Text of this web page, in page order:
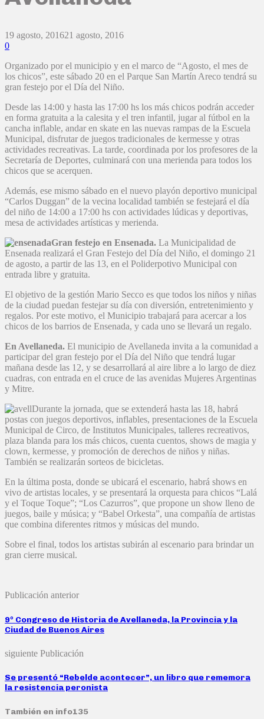
19 agosto, 201621 agosto, 2016
0
Organizado por el municipio y en el marco de “Agosto, el mes de
los chicos”, este sábado 20 en el Parque San Martín Areco tendrá su
gran festejo por el Día del Niño.
Desde las 14:00 y hasta las 17:00 hs los más chicos podrán acceder
en forma gratuita a la calesita y el tren infantil, jugar al fútbol en la
cancha inflable, andar en skate en las nuevas rampas de la Escuela
Municipal, disfrutar de juegos tradicionales de kermesse y otras
actividades recreativas. La tarde, coordinada por los profesores de la
Secretaría de Deportes, culminará con una merienda para todos los
chicos que se acerquen.
Además, ese mismo sábado en el nuevo playón deportivo municipal
“Carlos Duggan” de la vecina localidad también se festejará el día
del niño de 14:00 a 17:00 hs con actividades lúdicas y deportivas,
mesa de actividades artísticas y merienda.
Gran festejo en Ensenada. La Municipalidad de
Ensenada realizará el Gran Festejo del Día del Niño, el domingo 21
de agosto, a partir de las 13, en el Poliderpotivo Municipal con
entrada libre y gratuita.
El objetivo de la gestión Mario Secco es que todos los niños y niñas
de la ciudad puedan festejar su día con diversión, entretenimiento y
regalos. Por este motivo, el Municipio trabajará para acercar a los
chicos de los barrios de Ensenada, y cada uno se llevará un regalo.
En Avellaneda. El municipio de Avellaneda invita a la comunidad a
participar del gran festejo por el Día del Niño que tendrá lugar
mañana desde las 12, y se desarrollará al aire libre a lo largo de diez
cuadras, con entrada en el cruce de las avenidas Mujeres Argentinas
y Mitre.
Durante la jornada, que se extenderá hasta las 18, habrá
postas con juegos deportivos, inflables, presentaciones de la Escuela
Municipal de Circo, de Institutos Municipales, talleres recreativos,
plaza blanda para los más chicos, cuenta cuentos, shows de magia y
clown, kermesse, y promoción de derechos de niños y niñas.
También se realizarán sorteos de bicicletas.
En la última posta, donde se ubicará el escenario, habrá shows en
vivo de artistas locales, y se presentará la orquesta para chicos “Lalá
y el Toque Toque”; “Los Cazurros”, que propone un show lleno de
juegos, baile y música; y “Babel Orkesta”, una compañía de artistas
que combina diferentes ritmos y músicas del mundo.
Sobre el final, todos los artistas subirán al escenario para brindar un
gran cierre musical.
Publicación anterior
9º Congreso de Historia de Avellaneda, la Provincia y la
Ciudad de Buenos Aires
siguiente Publicación
Se presentó “Rebelde acontecer”, un libro que rememora
la resistencia peronista
También en info135